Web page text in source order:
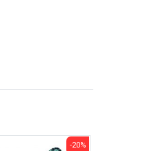
-20%